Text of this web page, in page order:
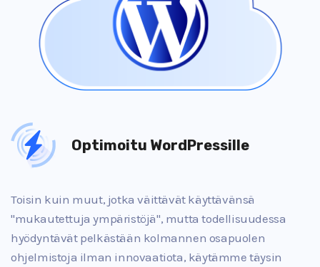
Optimoitu WordPressille
Toisin kuin muut, jotka väittävät käyttävänsä
"mukautettuja ympäristöjä", mutta todellisuudessa
hyödyntävät pelkästään kolmannen osapuolen
ohjelmistoja ilman innovaatiota, käytämme täysin